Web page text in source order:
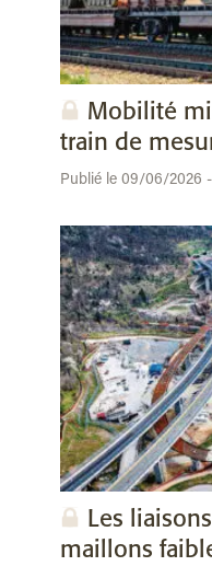
Mobilité
train de
Publié le 09/06/2026
Les
maillons